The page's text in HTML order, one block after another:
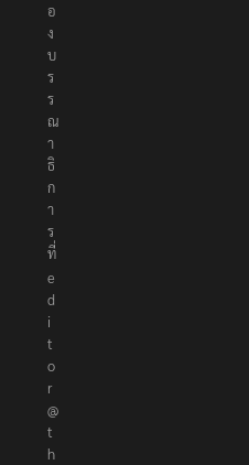
อ
ง
บ
ร
ร
ณ
า
ธิ
ก
า
ร
ที่
e
d
i
t
o
r
@
t
h